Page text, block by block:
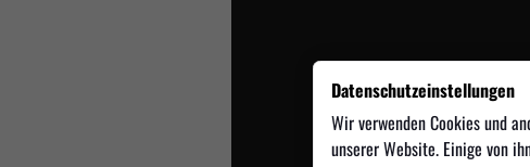
Datenschutzeinstellungen
Wir verwenden Cookies und
unserer Website. Einige von
Das Video
Browser